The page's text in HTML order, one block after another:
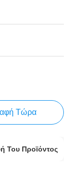
Τώρα
Του Προϊόντος